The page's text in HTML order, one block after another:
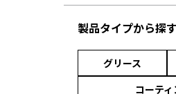
製品タイプから探す
グリース
コーテ